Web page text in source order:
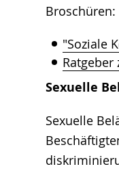
Broschüren:
"Soziale
Sexuelle
Sexuelle